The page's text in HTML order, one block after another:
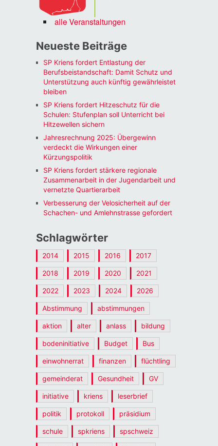
alle Veranstaltungen
Neueste Beiträge
SP Kriens fordert Entlastung der
Berufsbeistandschaft: Damit Schutz und
Unterstützung auch künftig gewährleistet
bleiben
SP Kriens fordert Hitzeschutz für die
Schulen: Stufenplan soll Unterricht bei
Hitzewellen sichern
Jahresrechnung 2025: Übergewinn
verdeckt die Wirkungen einer
Kürzungspolitik
SP Kriens fordert stärkere regionale
Zusammenarbeit in der Jugendarbeit und
vernetzte Quartierarbeit
Verbesserung der Velosicherheit auf der
Schachen- und Amlehnstrasse gefordert
Schlagwörter
2014 2015 2016 2017
2018 2019 2020 2021
2022 2023 2024 2026
Abstimmung abstimmungen
aktion alter anlass bildung
bodeninitiative Budget Bus
einwohnerrat finanzen flüchtling
gemeinderat Gesundheit GV
initiative kriens leserbrief
politik protokoll präsidium
schule spkriens spschweiz